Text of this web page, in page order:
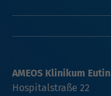
AMEOS Klinikum Eutin
Hospitalstraße 22